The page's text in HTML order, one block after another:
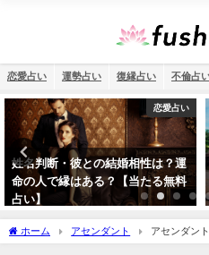
恋愛占い 運勢占い 復縁占い 不倫占
恋愛占い
名前占い・ひらがなで恋愛相性パ
ーセント診断！恋愛傾向や性格を
無料で姓名判断【当たる！】
ホーム アセンダント
アセンダン
向や外見や芸能人や似合うファッションや